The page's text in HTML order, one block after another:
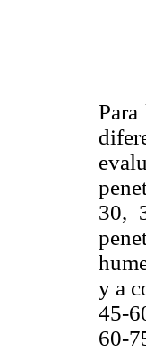
30,
y a
45-
60-